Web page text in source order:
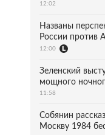
12:02
Названы
России против
12:00
Зеленский
мощного
11:58
Собянин
Москву 1984